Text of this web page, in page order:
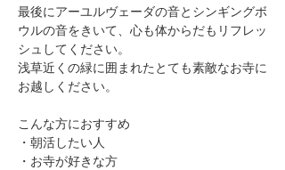
最後にアーユルヴェーダの音とシンギングボ
ウルの音をきいて、心も体からだもリフレッ
シュしてください。
浅草近くの緑に囲まれたとても素敵なお寺に
お越しください。
​こんな方におすすめ
・朝活したい人
・お寺が好きな方